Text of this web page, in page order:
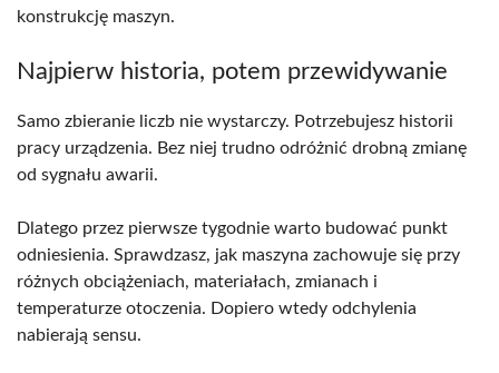
konstrukcję maszyn.
Najpierw historia, potem przewidywanie
Samo zbieranie liczb nie wystarczy. Potrzebujesz historii
pracy urządzenia. Bez niej trudno odróżnić drobną zmianę
od sygnału awarii.
Dlatego przez pierwsze tygodnie warto budować punkt
odniesienia. Sprawdzasz, jak maszyna zachowuje się przy
różnych obciążeniach, materiałach, zmianach i
temperaturze otoczenia. Dopiero wtedy odchylenia
nabierają sensu.